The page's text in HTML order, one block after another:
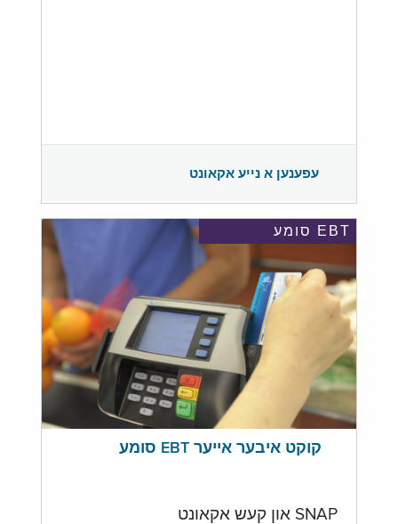
עפענען א נייע אקאונט
EBT סומע
קוקט איבער אייער EBT סומע
SNAP און קעש אקאונט